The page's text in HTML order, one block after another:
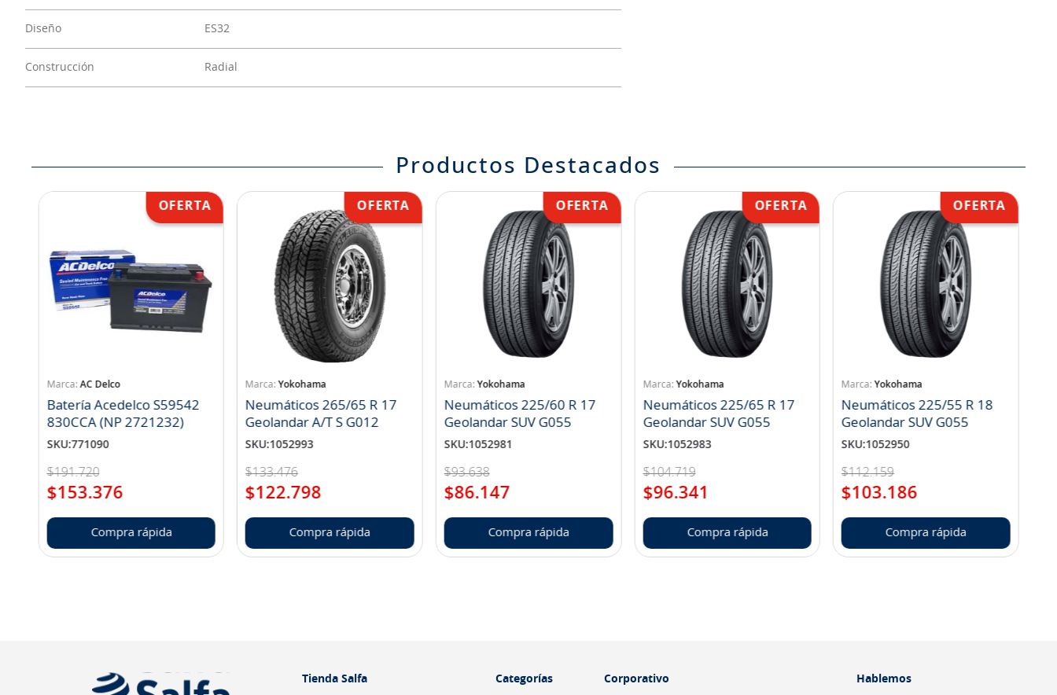
Diseño ES32
Construcción Radial
Productos Destacados
AC Delco
Batería Acedelco S59542
830CCA (NP 2721232)
SKU:771090
$191.720
$153.376
Compra rápida
Yokohama
Neumáticos 265/65 R 17
Geolandar A/T S G012
SKU:1052993
$133.476
$122.798
Compra rápida
Yokohama
Neumáticos 225/60 R 17
Geolandar SUV G055
SKU:1052981
$93.638
$86.147
Compra rápida
Yokohama
Neumáticos 225/65 R 17
Geolandar SUV G055
SKU:1052983
$104.719
$96.341
Compra rápida
Yokohama
Neumáticos 225/55 R 18
Geolandar SUV G055
SKU:1052950
$112.159
$103.186
Compra rápida
Tienda Salfa Categorías Corporativo Hablemos